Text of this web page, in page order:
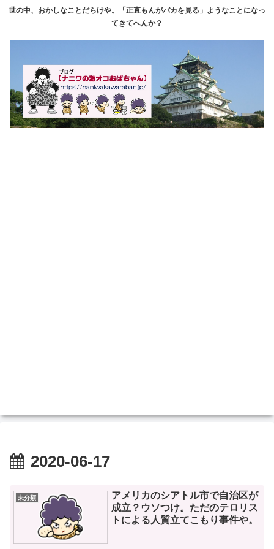
世の中、おかしなことだらけや。「正直もんがバカを見る」ようなことになっ
てきてへんか？
2020-06-17
未分類
アメリカのシアトル市で自治区が
成立？ウソつけ。ただのテロリス
トによる人質立てこもり事件や。